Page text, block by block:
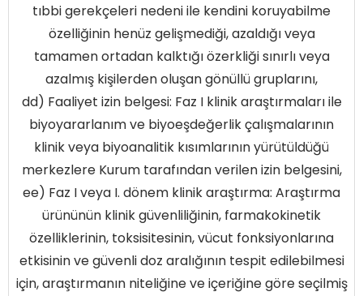
tıbbi gerekçeleri nedeni ile kendini koruyabilme
özelliğinin henüz gelişmediği, azaldığı veya
tamamen ortadan kalktığı özerkliği sınırlı veya
azalmış kişilerden oluşan gönüllü gruplarını,
dd) Faaliyet izin belgesi: Faz I klinik araştırmaları ile
biyoyararlanım ve biyoeşdeğerlik çalışmalarının
klinik veya biyoanalitik kısımlarının yürütüldüğü
merkezlere Kurum tarafından verilen izin belgesini,
ee) Faz I veya I. dönem klinik araştırma: Araştırma
ürününün klinik güvenliliğinin, farmakokinetik
özelliklerinin, toksisitesinin, vücut fonksiyonlarına
etkisinin ve güvenli doz aralığının tespit edilebilmesi
için, araştırmanın niteliğine ve içeriğine göre seçilmiş